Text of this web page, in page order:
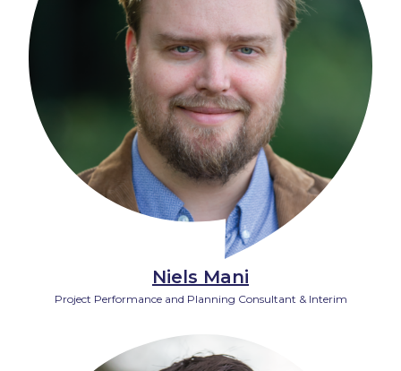
Niels Mani
Project Performance and Planning Consultant & Interim